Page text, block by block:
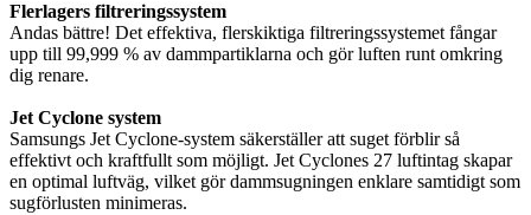
Flerlagers filtreringssystem
Andas bättre! Det effektiva, flerskiktiga filtreringssystemet fångar
upp till 99,999 % av dammpartiklarna och gör luften runt omkring
dig renare.
Jet Cyclone system
Samsungs Jet Cyclone-system säkerställer att suget förblir så
effektivt och kraftfullt som möjligt. Jet Cyclones 27 luftintag skapar
en optimal luftväg, vilket gör dammsugningen enklare samtidigt som
sugförlusten minimeras.